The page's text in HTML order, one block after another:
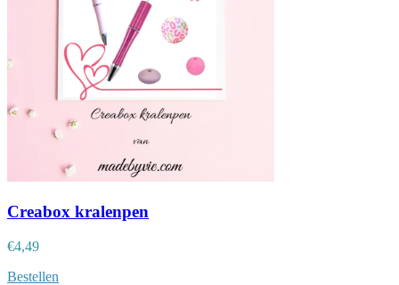
Creabox kralenpen
€4,49
Bestellen